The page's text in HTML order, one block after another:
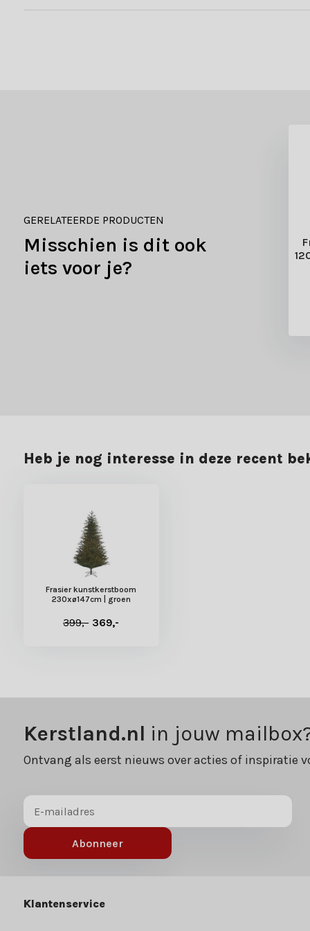
GERELATEERDE PRODUCTEN
Misschien is dit ook
iets voor je?
Heb je nog interesse in deze recent
Frasier kunstkerstboom
230xø147cm | groen
399,- 369,-
Kerstland.nl in jouw
Ontvang als eerst nieuws over acties of inspiratie
Abonneer
Klantenservice